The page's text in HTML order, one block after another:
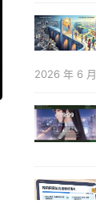
2026 年 6